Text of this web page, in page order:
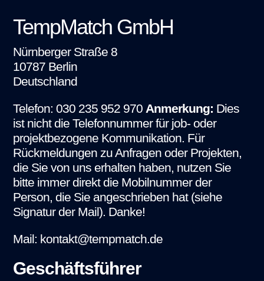
TempMatch GmbH
Nürnberger Straße 8
10787 Berlin
Deutschland
Telefon: 030 235 952 970 Anmerkung: Dies
ist nicht die Telefonnummer für job- oder
projektbezogene Kommunikation. Für
Rückmeldungen zu Anfragen oder Projekten,
die Sie von uns erhalten haben, nutzen Sie
bitte immer direkt die Mobilnummer der
Person, die Sie angeschrieben hat (siehe
Signatur der Mail). Danke!
Mail: kontakt@tempmatch.de
Geschäftsführer